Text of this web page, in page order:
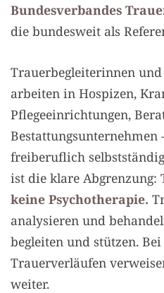
Bundesverbandes
die bundesweit als
Trauerbegleiterinnen
arbeiten in Hospizen,
Pflegeeinrichtungen,
Bestattungsunternehmen
freiberuflich
ist die klare Abgrenzung:
keine Psychotherapie.
analysieren und
begleiten und stützen.
Trauerverläufen
weiter.